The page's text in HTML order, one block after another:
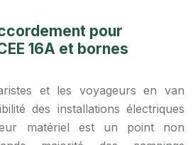
pour
16A et bornes
et les voyageurs en van
des installations électriques
matériel est un point non